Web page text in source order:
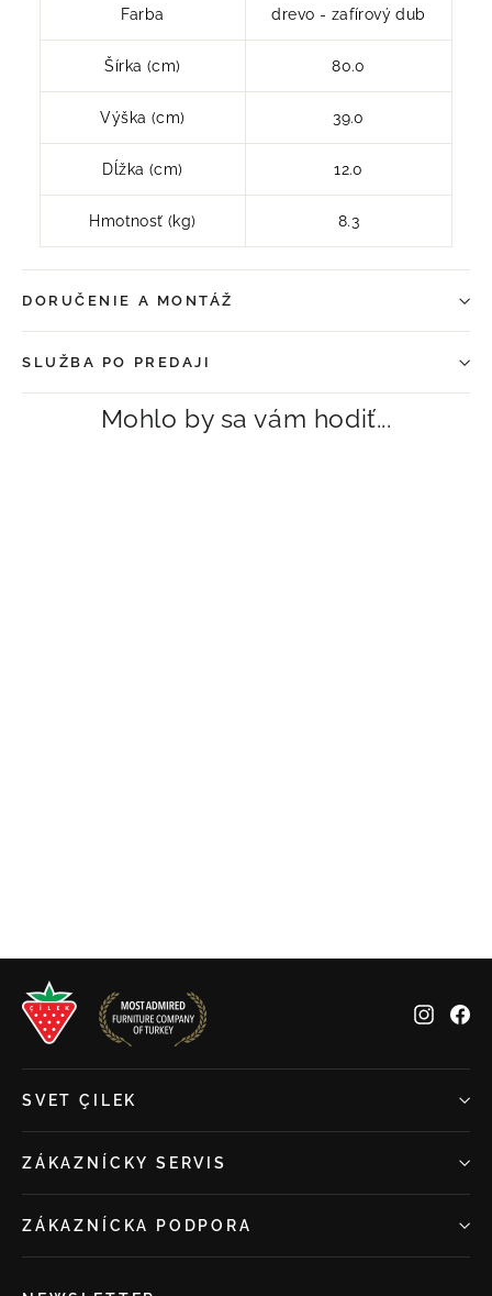
Farba drevo - zafírový dub
Šírka (cm) 80.0
Výška (cm) 39.0
Dĺžka (cm) 12.0
Hmotnosť (kg) 8.3
DORUČENIE A MONTÁŽ
SLUŽBA PO PREDAJI
Mohlo by sa vám hodiť...
SVET ÇILEK
ZÁKAZNÍCKY SERVIS
ZÁKAZNÍCKA PODPORA